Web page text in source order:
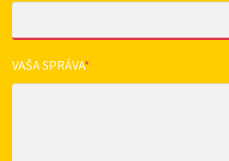
VAŠA SPRÁVA*